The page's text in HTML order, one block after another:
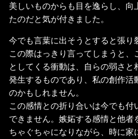
美しいものからも目を逸らし、
たのだと気が付きました。
今でも言葉に出そうとすると張り
この際はっきり言ってしまうと、
としてくる衝動は、自らの弱さと
発生するものであり、私の創作活
のかもしれません。
この感情との折り合いは今でも付
できません。嫉妬する感情と他
ちゃぐちゃになりながら、時に